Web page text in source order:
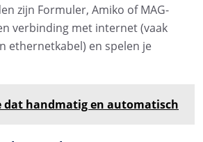
zijn Formuler, Amiko of MAG-
verbinding met internet (vaak
ethernetkabel) en spelen je
dat handmatig en automatisch